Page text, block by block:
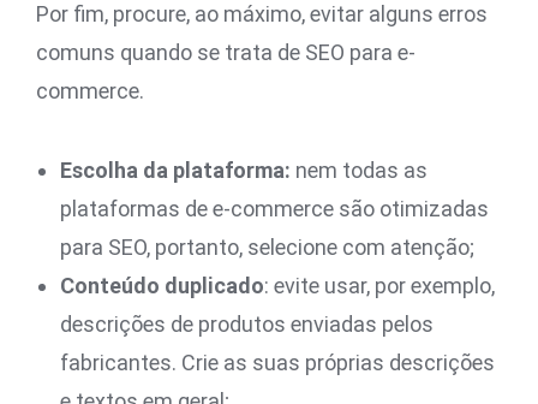
Por fim, procure, ao máximo, evitar alguns erros
comuns quando se trata de SEO para e-
commerce.
Escolha da plataforma: nem todas as
plataformas de e-commerce são otimizadas
para SEO, portanto, selecione com atenção;
Conteúdo duplicado: evite usar, por exemplo,
descrições de produtos enviadas pelos
fabricantes. Crie as suas próprias descrições